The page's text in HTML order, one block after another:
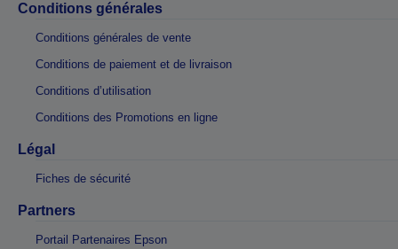
Conditions générales
Conditions générales de vente
Conditions de paiement et de livraison
Conditions d’utilisation
Conditions des Promotions en ligne
Légal
Fiches de sécurité
Partners
Portail Partenaires Epson